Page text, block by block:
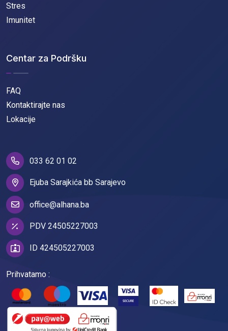
Stres
Imunitet
Centar za Podršku
FAQ
Kontaktirajte nas
Lokacije
033 62 01 02
Ejuba Sarajkića bb Sarajevo
office@alhana.ba
PDV 24505227003
ID 424505227003
Prihvatamo :